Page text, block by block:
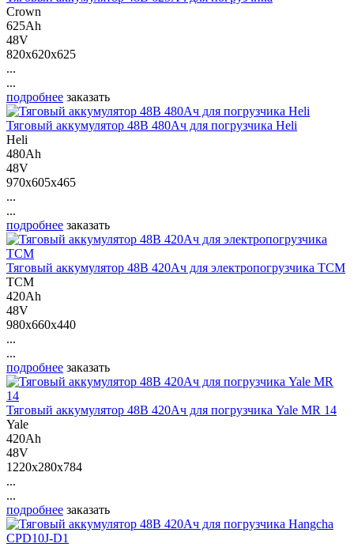
Crown
625Ah
48V
820x620x625
...
...
подробнее заказать
Тяговый аккумулятор 48В 480Ач для погрузчика Heli
Heli
480Ah
48V
970x605x465
...
...
подробнее заказать
Тяговый аккумулятор 48В 420Ач для электропогрузчика ТСМ
ТСМ
420Ah
48V
980x660x440
...
...
подробнее заказать
Тяговый аккумулятор 48В 420Ач для погрузчика Yale MR 14
Yale
420Ah
48V
1220x280x784
...
...
подробнее заказать